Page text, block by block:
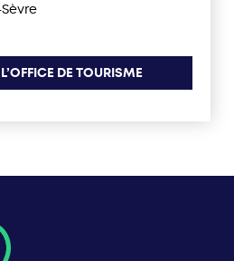
DE TOURISME